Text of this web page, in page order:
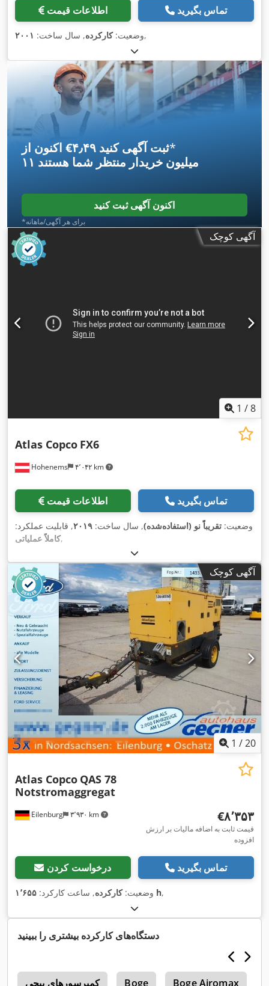
اطلاعات قیمت تماس بگیرید
وضعیت:کارکرده, سال ساخت: ۲۰۰۱ ,
اکنون از ‎€۴٫۴۹ ثبت آگهی کنید*
۱۱ میلیون خریدار منتظر شما هستند
اکنون آگهی ثبت کنید
*برای هر آگهی/ماهانه
آگهی کوچک
1 /8
Hohenems ۴٬۰۴۲ km
Atlas Copco FX6
اطلاعات قیمت تماس بگیرید
وضعیت: تقریباً نو (استفاده‌شده), سال ساخت: ۲۰۱۹, قابلیت عملکرد:
کاملاً عملیاتی,
آگهی کوچک
1 /20
Eilenburg ۳٬۹۳۰ km
Atlas Copco QAS 78
Notstromaggregat
‎€۸٬۳۵۳
قیمت ثابت به اضافه مالیات بر ارزش
افزوده
درخواست کردن تماس بگیرید
وضعیت:کارکرده, ساعت کارکرد: ۱٬۶۵۵ h,
دستگاه‌های کارکرده بیشتری را ببینید
کمپرسورهای پیچی Boge Boge Airomax